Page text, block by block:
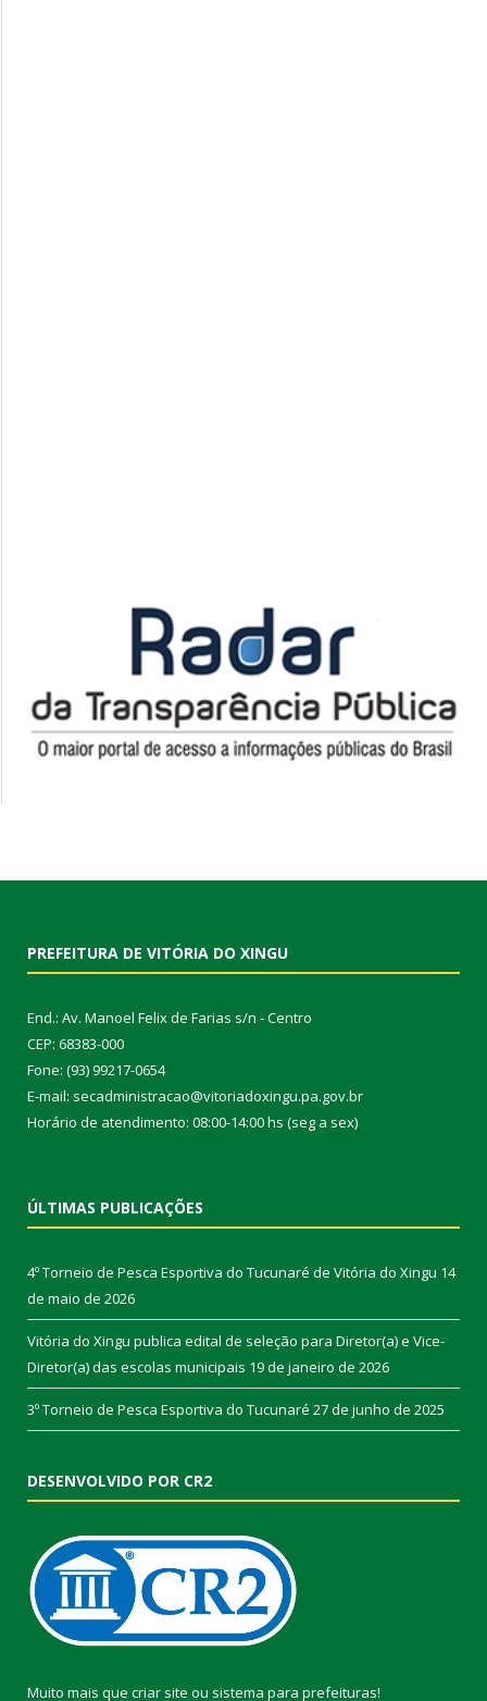
PREFEITURA DE VITÓRIA DO XINGU
End.: Av. Manoel Felix de Farias s/n - Centro
CEP: 68383-000
Fone: (93) 99217-0654
E-mail: secadministracao@vitoriadoxingu.pa.gov.br
Horário de atendimento: 08:00-14:00 hs (seg a sex)
ÚLTIMAS PUBLICAÇÕES
4º Torneio de Pesca Esportiva do Tucunaré de Vitória do Xingu 14
de maio de 2026
Vitória do Xingu publica edital de seleção para Diretor(a) e Vice-
Diretor(a) das escolas municipais 19 de janeiro de 2026
3º Torneio de Pesca Esportiva do Tucunaré 27 de junho de 2025
DESENVOLVIDO POR CR2
Muito mais que criar site ou sistema para prefeituras!